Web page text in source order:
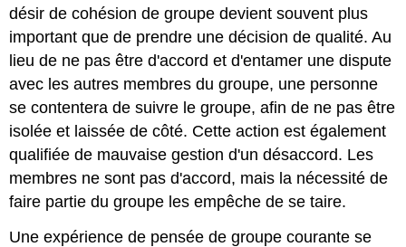
désir de cohésion de groupe devient souvent plus
important que de prendre une décision de qualité. Au
lieu de ne pas être d'accord et d'entamer une dispute
avec les autres membres du groupe, une personne
se contentera de suivre le groupe, afin de ne pas être
isolée et laissée de côté. Cette action est également
qualifiée de mauvaise gestion d'un désaccord. Les
membres ne sont pas d'accord, mais la nécessité de
faire partie du groupe les empêche de se taire.
Une expérience de pensée de groupe courante se